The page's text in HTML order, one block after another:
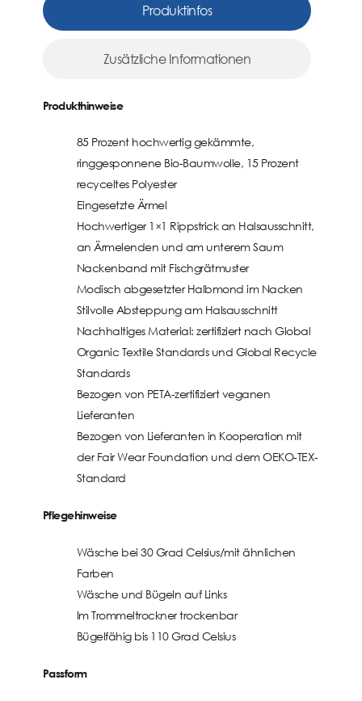
Produktinfos
Zusätzliche Informationen
Produkthinweise
85 Prozent hochwertig gekämmte,
ringgesponnene Bio-Baumwolle, 15 Prozent
recyceltes Polyester
Eingesetzte Ärmel
Hochwertiger 1×1 Rippstrick an Halsausschnitt,
an Ärmelenden und am unterem Saum
Nackenband mit Fischgrätmuster
Modisch abgesetzter Halbmond im Nacken
Stilvolle Absteppung am Halsausschnitt
Nachhaltiges Material: zertifiziert nach Global
Organic Textile Standards und Global Recycle
Standards
Bezogen von PETA-zertifiziert veganen
Lieferanten
Bezogen von Lieferanten in Kooperation mit
der Fair Wear Foundation und dem OEKO-TEX-
Standard
Pflegehinweise
Wäsche bei 30 Grad Celsius/mit ähnlichen
Farben
Wäsche und Bügeln auf Links
Im Trommeltrockner trockenbar
Bügelfähig bis 110 Grad Celsius
Passform